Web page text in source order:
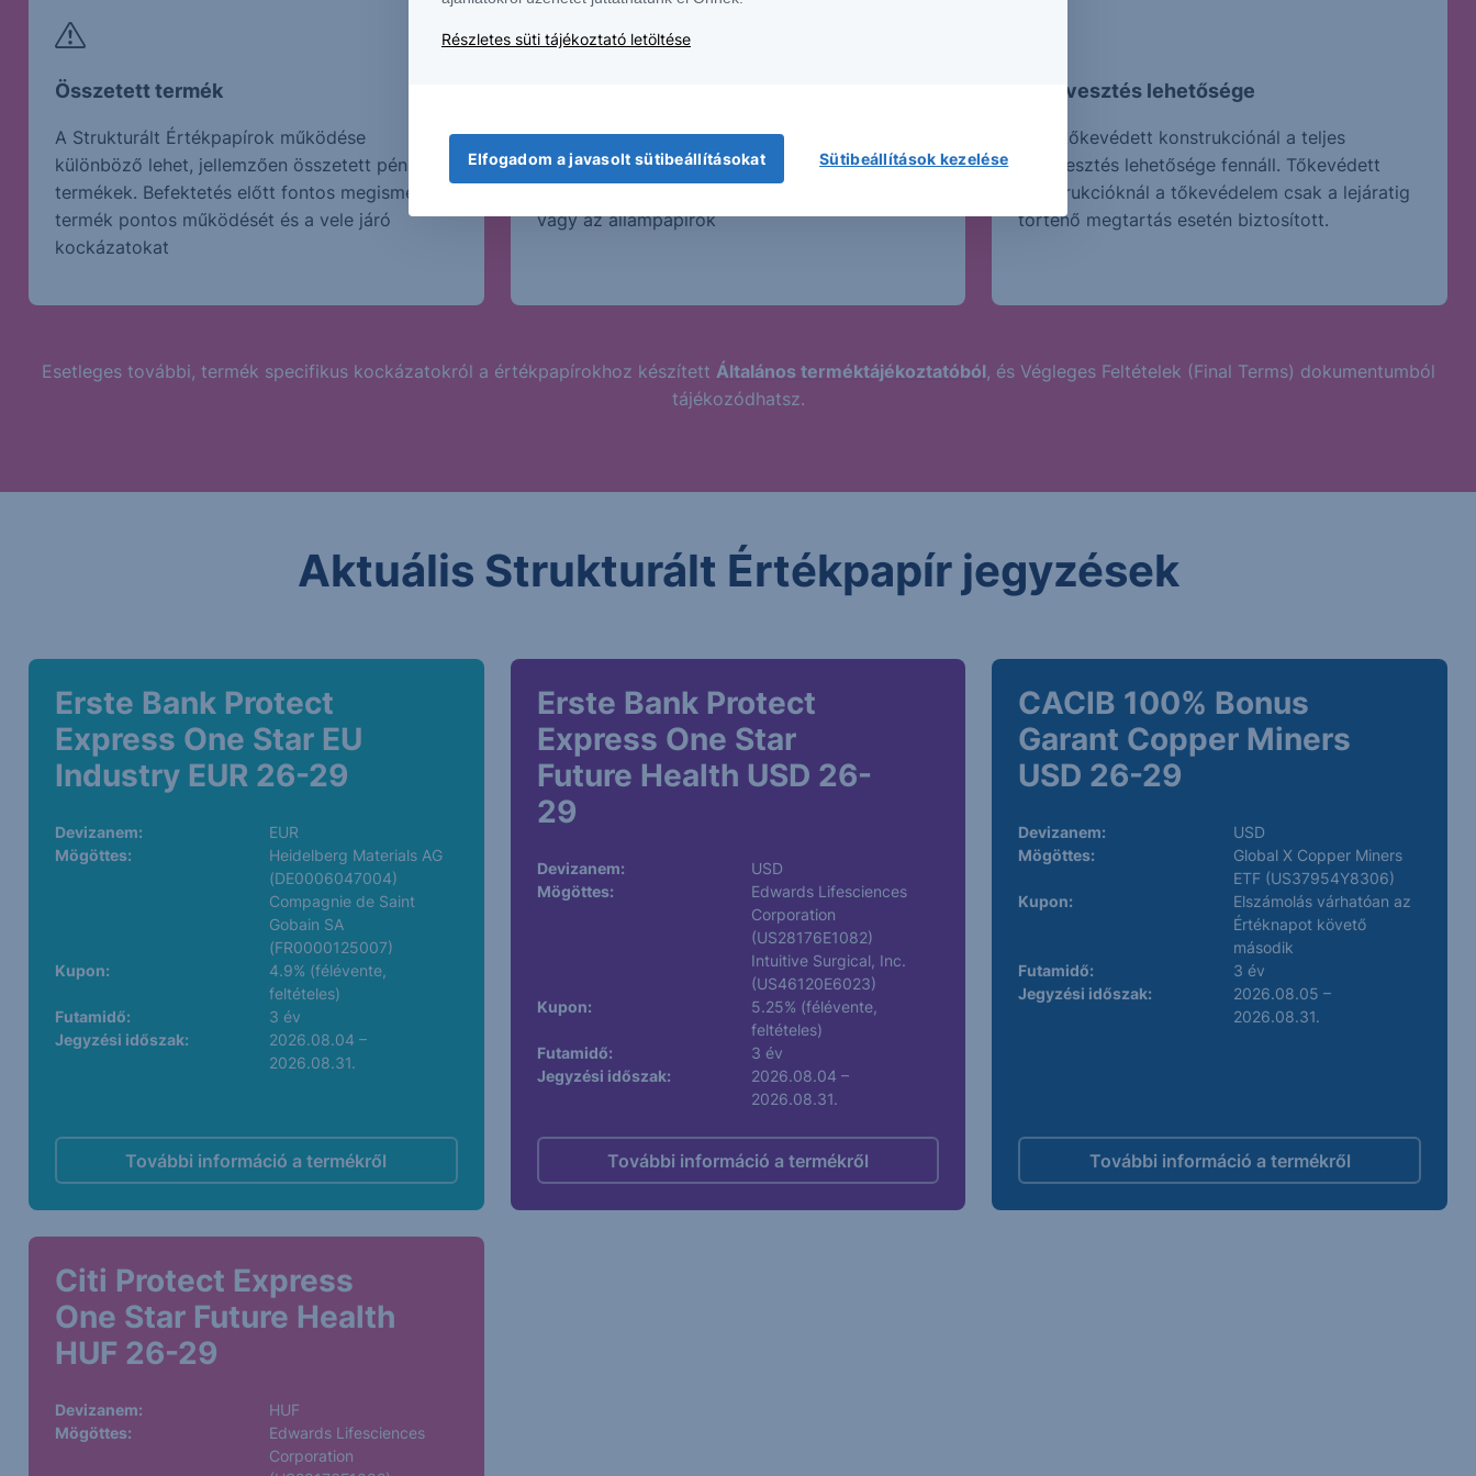
Összetett termék
A Strukturált Értékpapírok működése
különböző lehet, jellemzően összetett pénzügyi
termékek. Befektetés előtt fontos megismerni a
termék pontos működését és a vele járó
kockázatokat
Magasabb hozamhoz jellemzően magasabb
kockázat párosul. A Strukturált Értékpapírok
vagy az állampapírok
Tőkevesztés lehetősége
Nem tőkevédett konstrukciónál a teljes
tőkevesztés lehetősége fennáll. Tőkevédett
konstrukcióknál a tőkevédelem csak a lejáratig
történő megtartás esetén biztosított.
Esetleges további, termék specifikus kockázatokról a értékpapírokhoz készített Általános terméktájékoztatóból, és Végleges Feltételek (Final Terms) dokumentumból
tájékozódhatsz.
Aktuális Strukturált Értékpapír jegyzések
Erste Bank Protect
Express One Star EU
Industry EUR 26-29
Devizanem:
EUR
Mögöttes:
Heidelberg Materials AG
(DE0006047004)
Compagnie de Saint
Gobain SA
(FR0000125007)
Kupon:
4.9% (félévente,
feltételes)
Futamidő:
3 év
Jegyzési időszak:
2026.08.04 –
2026.08.31.
További információ a termékről
Erste Bank Protect
Express One Star
Future Health USD 26-
29
Devizanem:
USD
Mögöttes:
Edwards Lifesciences
Corporation
(US28176E1082)
Intuitive Surgical, Inc.
(US46120E6023)
Kupon:
5.25% (félévente,
feltételes)
Futamidő:
3 év
Jegyzési időszak:
2026.08.04 –
2026.08.31.
További információ a termékről
CACIB 100% Bonus
Garant Copper Miners
USD 26-29
Devizanem:
USD
Mögöttes:
Global X Copper Miners
ETF (US37954Y8306)
Kupon:
Elszámolás várhatóan az
Értéknapot követő
második
Futamidő:
3 év
Jegyzési időszak:
2026.08.05 –
2026.08.31.
További információ a termékről
Citi Protect Express
One Star Future Health
HUF 26-29
Devizanem:
HUF
Mögöttes:
Edwards Lifesciences
Corporation
Részletes süti tájékoztató letöltése
Elfogadom a javasolt sütibeállításokat Sütibeállítások kezelése